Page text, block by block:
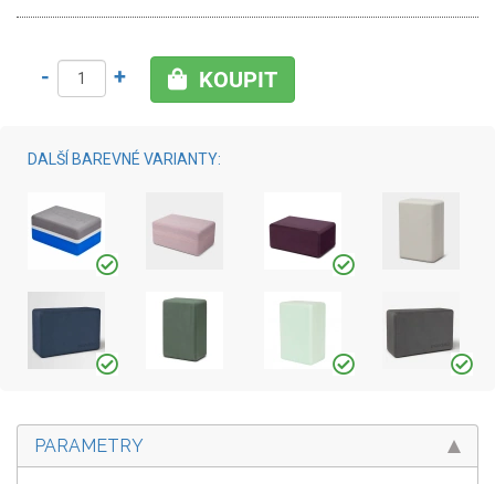
- + KOUPIT
DALŠÍ BAREVNÉ VARIANTY:
PARAMETRY